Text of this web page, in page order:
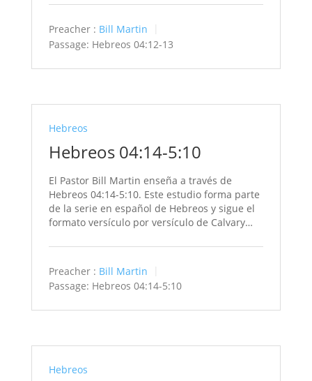
Preacher : Bill Martin
Passage: Hebreos 04:12-13
Hebreos
Hebreos 04:14-5:10
El Pastor Bill Martin enseña a través de
Hebreos 04:14-5:10. Este estudio forma parte
de la serie en español de Hebreos y sigue el
formato versículo por versículo de Calvary…
Preacher : Bill Martin
Passage: Hebreos 04:14-5:10
Hebreos